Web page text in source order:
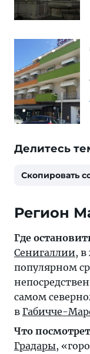
Делитесь
Скопировать
Регион
Где
Сенигаллии,
популярном
самом
в Габичче-
Что
Градары,